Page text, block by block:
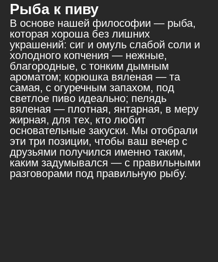
Рыба к пиву
В основе нашей философии — рыба,
которая хороша без лишних
украшений: сиг и омуль слабой соли и
холодного копчения — нежные,
благородные, с тонким дымным
ароматом; корюшка вяленая — та
самая, с огуречным запахом, под
светлое пиво идеально; пелядь
вяленая — плотная, янтарная, в меру
жирная, для тех, кто любит
основательные закуски. Мы отобрали
эти три позиции, чтобы ваш вечер с
друзьями получился именно таким,
каким задумывался — с правильными
разговорами под правильную рыбу.